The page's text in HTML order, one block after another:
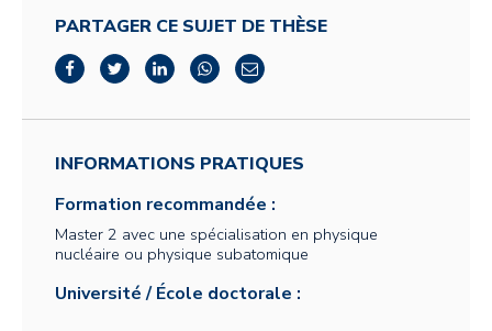
PARTAGER CE SUJET DE THÈSE
INFORMATIONS PRATIQUES
Formation recommandée :
Master 2 avec une spécialisation en physique
nucléaire ou physique subatomique
Université / École doctorale :